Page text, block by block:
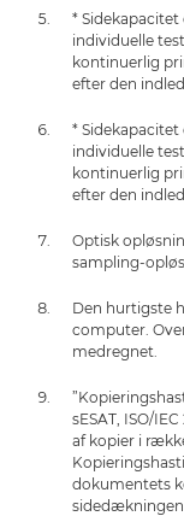
*
individuelle
kontinuerlig
efter den
*
individuelle
kontinuerlig
efter den
Optisk
sampling-
Den hurtigste
computer.
medregnet.
sESAT, ISO/
af kopier i
dokumentets